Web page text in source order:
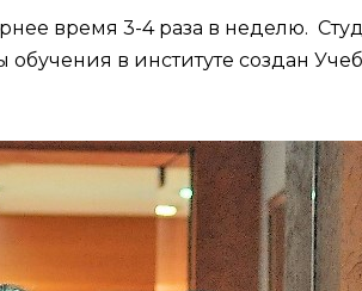
время 3-4 раза в неделю.
в институте создан